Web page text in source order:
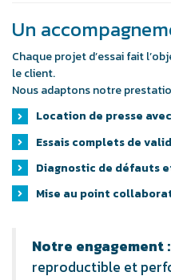
Un
Chaque projet d’essai fait
le client.
Nous adaptons notre
Location de presse
Essais complets de
Diagnostic de défauts
Mise au point
Notre engagement :
reproductible et